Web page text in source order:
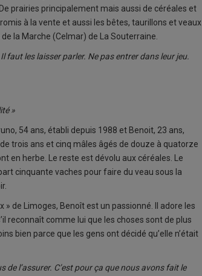
prairies principalement mais aussi de céréales et
à la vente et aussi les bêtes, taurillons et veaux
la Marche (Celmar) de La Souterraine.
Il faut les laisser parler. Ne pas entrer dans leur jeu.
»
54 ans, établi depuis 1988 et Benoit, 23 ans,
trois ans et cinq mâles âgés de douze à quatorze
en herbe. Le reste est dévolu aux céréales. Le
cinquante vaches pour faire du veau sous la
de Limoges, Benoît est un passionné. Il adore les
reconnaît comme lui que les choses sont de plus
bien parce que les gens ont décidé qu’elle n’était
l’assurer. C’est pour ça que nous avons fait le